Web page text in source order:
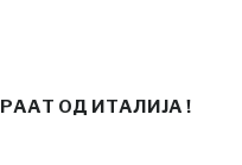
ОД ИТАЛИЈА !